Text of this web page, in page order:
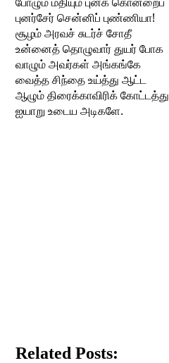
புனர்சேர் சென்னிப் புண்ணியா!
சூழம் அரவச் சுடர்ச் சோதீ
உன்னைத் தொழுவார் துயர் போக
வாழும் அவர்கள் அங்கங்கே
வைத்த சிந்தை உய்த்து ஆட்ட
ஆழும் திரைக்காவிரிக் கோட்டத்து
ஐயாறு உடைய அடிகளே.
Related Posts: